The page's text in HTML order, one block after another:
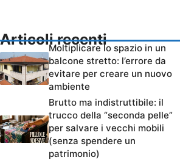
Articoli recenti
Moltiplicare lo spazio in un
balcone stretto: l’errore da
evitare per creare un nuovo
ambiente
Brutto ma indistruttibile: il
trucco della “seconda pelle”
per salvare i vecchi mobili
(senza spendere un
patrimonio)